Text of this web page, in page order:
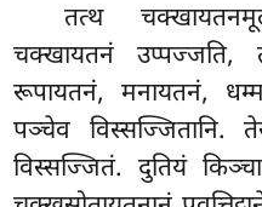
तत्थ
चक्खायतनं उप्पज्जति,
रूपायतनं, मनायतनं,
पञ्चेव विस्सज्जितानि.
विस्सज्जितं. दुतियं